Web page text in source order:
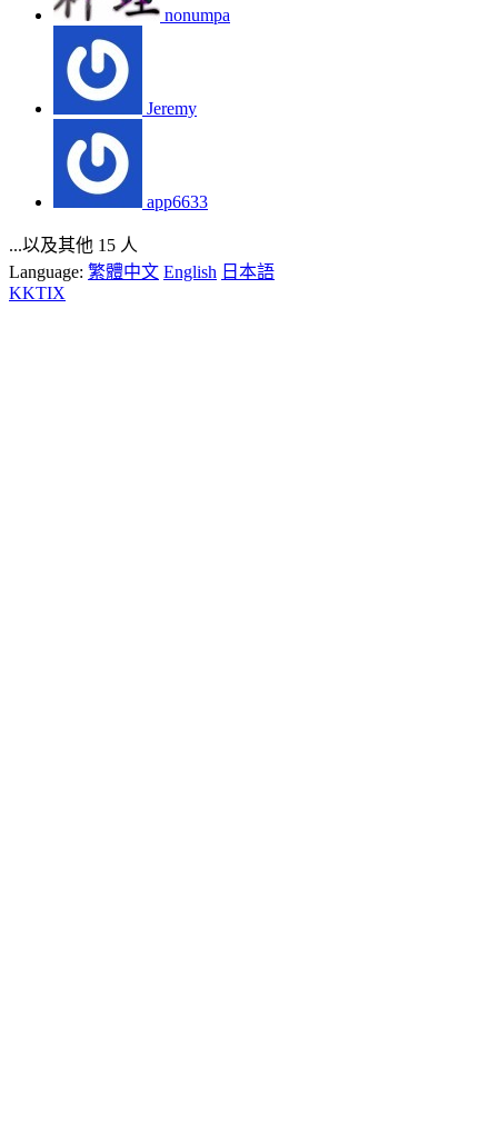
nonumpa
Jeremy
app6633
...以及其他 15 人
Language: 繁體中文 English 日本語
KKTIX